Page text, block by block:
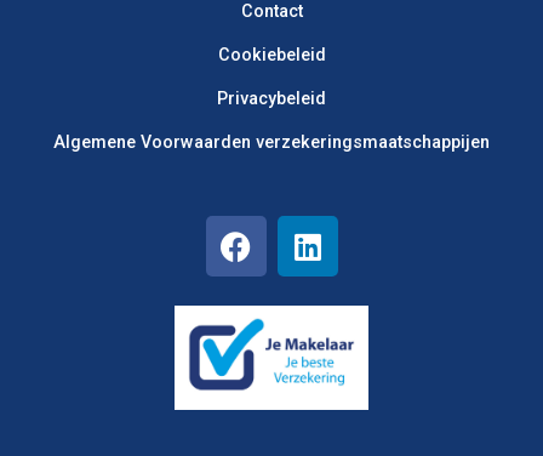
Contact
Cookiebeleid
Privacybeleid
Algemene Voorwaarden verzekerings­maatschappijen